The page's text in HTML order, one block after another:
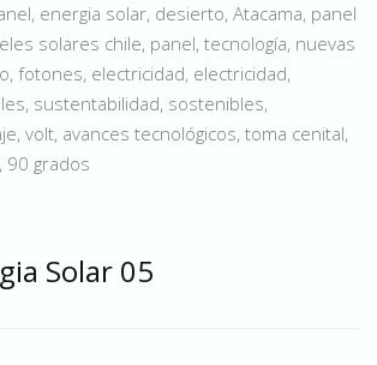
energia solar, desierto, Atacama, panel
solares chile, panel, tecnología, nuevas
fotones, electricidad, electricidad,
sustentabilidad, sostenibles,
volt, avances tecnológicos, toma cenital,
90 grados
Solar 05